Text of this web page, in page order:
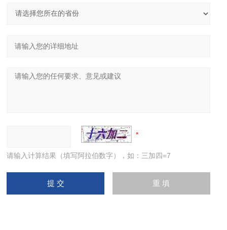
请输入计算结果（填写阿拉伯数字），如：三加四=7